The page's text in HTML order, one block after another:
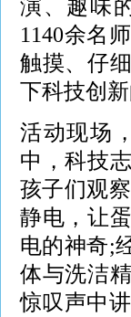
演、趣味
1140余名
触摸、仔
下科技创新
活动现场
中，科技
孩子们观
静电，让
电的神奇;
体与洗洁
惊叹声中